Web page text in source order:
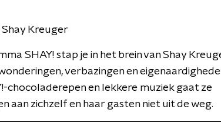
Shay Kreuger
SHAY! stap je in het brein van Shay
verbazingen en
chocoladerepen en lekkere muziek gaat ze
aan zichzelf en haar gasten niet uit de weg.